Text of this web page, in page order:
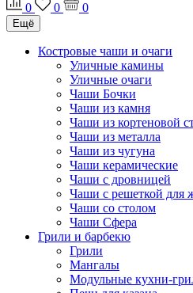
0 0 0
Ещё
Костровые чаши и очаги
Уличные камины
Уличные очаги
Чаши Бочки
Чаши из камня
Чаши из кортеновой
Чаши из металла
Чаши из чугуна
Чаши керамические
Чаши с дровницей
Чаши с решеткой для
Чаши со столом
Чаши Сфера
Грили и барбекю
Грили
Мангалы
Модульные кухни-